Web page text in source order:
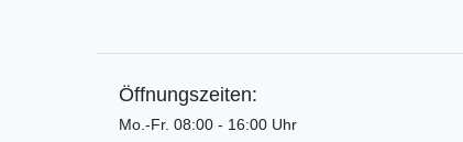
Öffnungszeiten:
Mo.-Fr. 08:00 - 16:00 Uhr